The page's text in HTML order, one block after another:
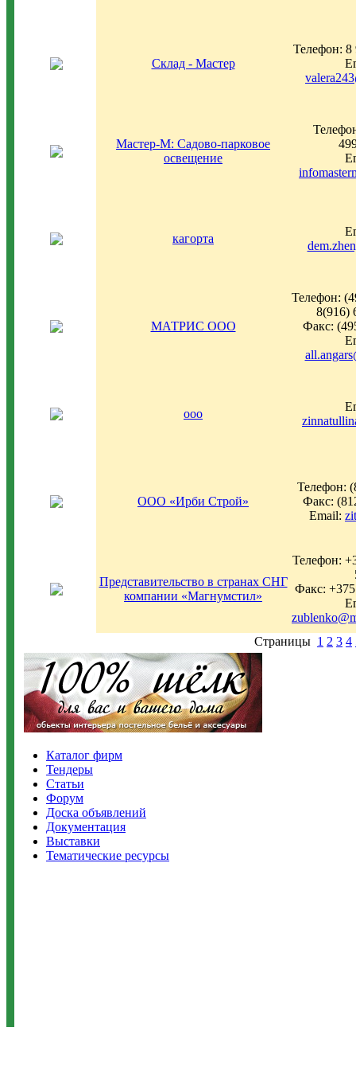
Склад - Мастер
Телефон: 8
Мастер-М: Садово-парковое
освещение
кагорта
МАТРИС ООО
Телефон:
8(916)
Факс:
ооо
ООО «Ирби Строй»
Телефон:
Факс:
Email:
Представительство в странах СНГ
компании «Магнумстил»
Телефон:
Факс:
Страницы 1 2 3 4
Каталог фирм
Тендеры
Статьи
Форум
Доска объявлений
Документация
Выставки
Тематические ресурсы